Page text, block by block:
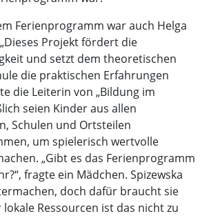
Ferienprogramm war auch Helga
Projekt fördert die
und setzt dem theoretischen
die praktischen Erfahrungen
die Leiterin von „Bildung im
seien Kinder aus allen
Schulen und Ortsteilen
um spielerisch wertvolle
„Gibt es das Ferienprogramm
fragte ein Mädchen. Spizewska
doch dafür braucht sie
lokale Ressourcen ist das nicht zu